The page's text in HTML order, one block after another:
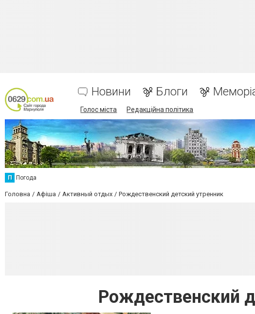
Новини Блоги
Голос міста Редакційна політика
П Погода
Головна Афіша Активный отдых Рождественский детский утренник
Рождественский